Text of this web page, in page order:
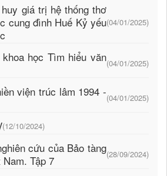
giá trị hệ thống thơ
cung đình Huế Kỷ yếu(04/01/2025)
học Tìm hiểu văn(04/01/2025)
viện trúc lâm 1994 -(04/01/2025)
(12/10/2024)
cứu của Bảo tàng
Tập 7
(28/09/2024)